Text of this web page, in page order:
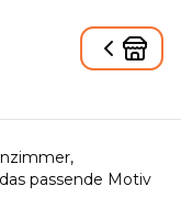
passende Motiv